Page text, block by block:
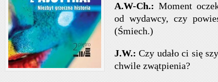
A.W-Ch.: Moment
od wydawcy, czy
(Śmiech.)
J.W.: Czy udało ci się
chwile zwątpienia?